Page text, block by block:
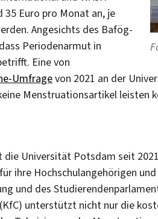
35 Euro pro Monat an, je
Angesichts des Bafög-
Periodenarmut in
Eine von
Umfragevon 2021 an der
Menstruationsartikel leisten
die Universität Potsdam seit
ihre Hochschulangehörigen
und des
unterstützt nicht nur die